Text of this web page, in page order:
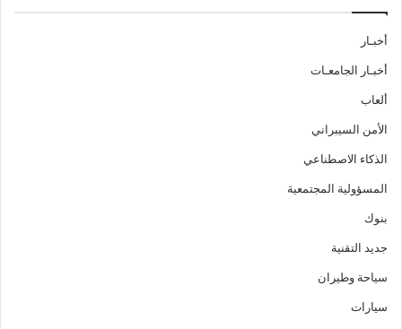
أخبـار
أخبـار الجامعـات
ألعاب
الأمن السيبراني
الذكاء الاصطناعي
المسؤولية المجتمعية
بنوك
جديد التقنية
سياحة وطيران
سيارات